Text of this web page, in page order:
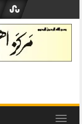
content
Toggle